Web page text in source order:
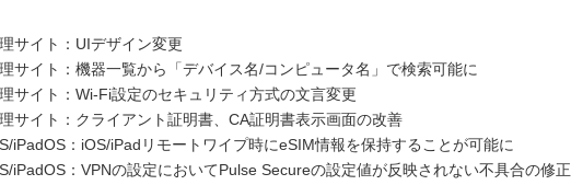
理サイト：UIデザイン変更
理サイト：機器一覧から「デバイス名/コンピュータ名」で検索可能に
理サイト：Wi-Fi設定のセキュリティ方式の文言変更
理サイト：クライアント証明書、CA証明書表示画面の改善
iPadOS：iOS/iPadリモートワイプ時にeSIM情報を保持することが可能に
iPadOS：VPNの設定においてPulse Secureの設定値が反映されない不具合の修正